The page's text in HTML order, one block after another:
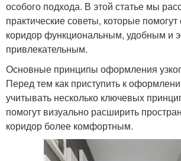
особого подхода. В этой статье мы
практические советы, которые помогут
коридор функциональным, удобным и
привлекательным.
Основные принципы оформления
Перед тем как приступить к
учитывать несколько ключевых
помогут визуально расширить
коридор более комфортным.